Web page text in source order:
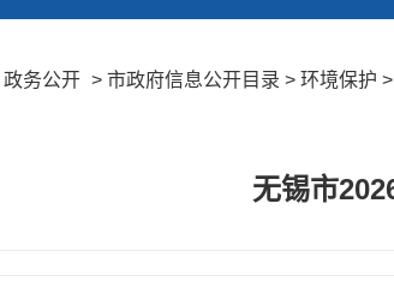
政务公开 > 市政府信息公开目录 > 环境保护
无锡市